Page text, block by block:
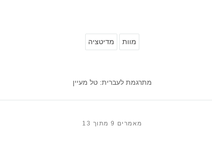
מוות מדיטציה
מתרגמת לעברית: טל מעיין
מאמרים 9 מתוך 13